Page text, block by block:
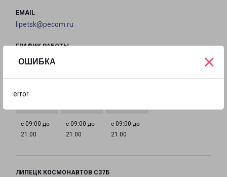
ОШИБКА
error
×
EMAIL
lipetsk@pecom.ru
ГРАФИК РАБОТЫ
с 09:00 до
с 09:00 до
с 09:00 до
с 09:00 до
с 09:00 до
21:00
с 09:00 до
21:00
с 09:00 до
21:00
ЛИПЕЦК КОСМОНАВТОВ С37Б